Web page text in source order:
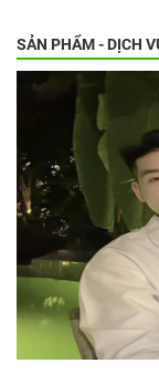
SẢN PHẨM - DỊCH